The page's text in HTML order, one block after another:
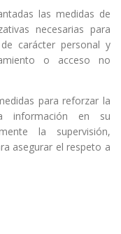
las medidas de
necesarias para
carácter personal y
o acceso no
para reforzar la
información en su
la supervisión,
asegurar el respeto a